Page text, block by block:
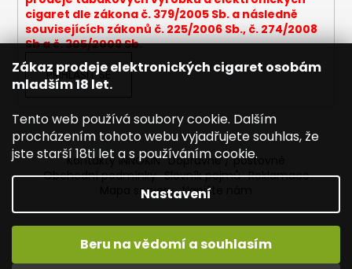
Zákaz prodeje elektronických cigaret osobám
mladším 18 let.
Tento web používá soubory cookie. Dalším
procházením tohoto webu vyjadřujete souhlas, že
jste starší 18ti let a s používáním cookie.
Nastavení
Beru na vědomí a souhlasím
Vítejte ve světě INNOKIN. Nabízíme Vám to nejlepší ze světa
ý
p
s
cigaret dle zákona č. 379/2005 Sb. a následně
souvisejících zákonů č. 225/2006 Sb., č. 274/2008
Sb a č. 305/2009 Sb.
PŘIHLÁSIT SE
Kontakty INNOKIN Dopravné / poštovné
Obchodní podmínky Slovník pojmů Reklamace
Mapa serveru Napište nám
Vytvořil Shoptet